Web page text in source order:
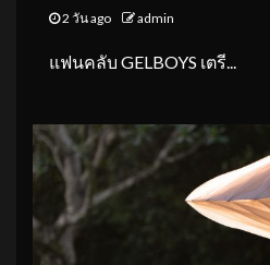
2 วัน ago admin
แฟนคลับ GELBOYS เตรี...